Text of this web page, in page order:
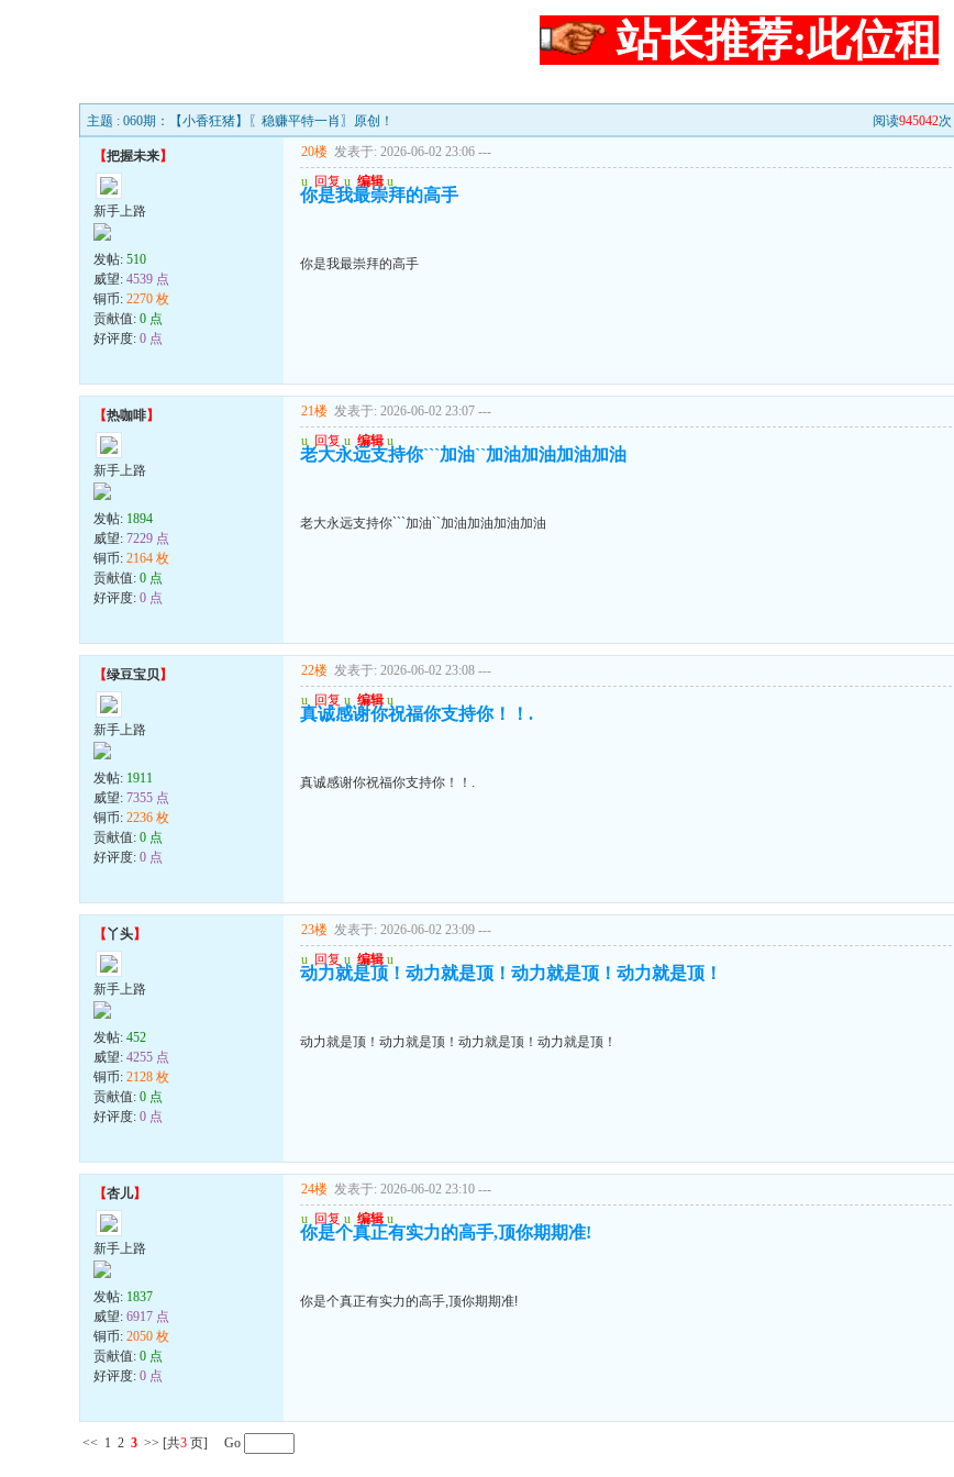
站长推荐:此位租
主题 : 060期：【小香狂猪】〖稳赚平特一肖〗原创！ 阅读945042次 |
【把握未来】
新手上路
发帖: 510
威望: 4539 点
铜币: 2270 枚
贡献值: 0 点
好评度: 0 点
20楼 发表于: 2026-06-02 23:06 ---
u 回复 u 编辑 u
你是我最崇拜的高手
你是我最崇拜的高手
【热咖啡】
新手上路
发帖: 1894
威望: 7229 点
铜币: 2164 枚
贡献值: 0 点
好评度: 0 点
21楼 发表于: 2026-06-02 23:07 ---
u 回复 u 编辑 u
老大永远支持你```加油``加油加油加油加油
老大永远支持你```加油``加油加油加油加油
【绿豆宝贝】
新手上路
发帖: 1911
威望: 7355 点
铜币: 2236 枚
贡献值: 0 点
好评度: 0 点
22楼 发表于: 2026-06-02 23:08 ---
u 回复 u 编辑 u
真诚感谢你祝福你支持你！！.
真诚感谢你祝福你支持你！！.
【丫头】
新手上路
发帖: 452
威望: 4255 点
铜币: 2128 枚
贡献值: 0 点
好评度: 0 点
23楼 发表于: 2026-06-02 23:09 ---
u 回复 u 编辑 u
动力就是顶！动力就是顶！动力就是顶！动力就是顶！
动力就是顶！动力就是顶！动力就是顶！动力就是顶！
【杏儿】
新手上路
发帖: 1837
威望: 6917 点
铜币: 2050 枚
贡献值: 0 点
好评度: 0 点
24楼 发表于: 2026-06-02 23:10 ---
u 回复 u 编辑 u
你是个真正有实力的高手,顶你期期准!
你是个真正有实力的高手,顶你期期准!
<< 1 2 3 >> [共3 页] Go